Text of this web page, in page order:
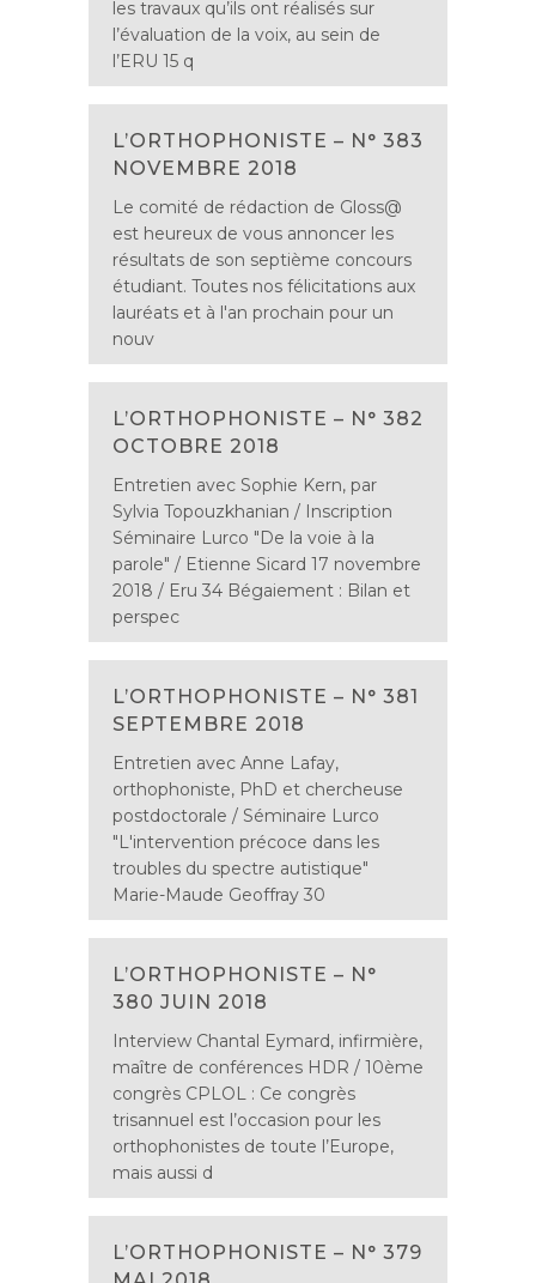
les travaux qu’ils ont réalisés sur
l’évaluation de la voix, au sein de
l’ERU 15 q
L’ORTHOPHONISTE – N° 383
NOVEMBRE 2018
Le comité de rédaction de Gloss@
est heureux de vous annoncer les
résultats de son septième concours
étudiant. Toutes nos félicitations aux
lauréats et à l'an prochain pour un
nouv
L’ORTHOPHONISTE – N° 382
OCTOBRE 2018
Entretien avec Sophie Kern, par
Sylvia Topouzkhanian / Inscription
Séminaire Lurco "De la voie à la
parole" / Etienne Sicard 17 novembre
2018 / Eru 34 Bégaiement : Bilan et
perspec
L’ORTHOPHONISTE – N° 381
SEPTEMBRE 2018
Entretien avec Anne Lafay,
orthophoniste, PhD et chercheuse
postdoctorale / Séminaire Lurco
"L'intervention précoce dans les
troubles du spectre autistique"
Marie-Maude Geoffray 30
L’ORTHOPHONISTE – N°
380 JUIN 2018
Interview Chantal Eymard, infirmière,
maître de conférences HDR / 10ème
congrès CPLOL : Ce congrès
trisannuel est l’occasion pour les
orthophonistes de toute l’Europe,
mais aussi d
L’ORTHOPHONISTE – N° 379